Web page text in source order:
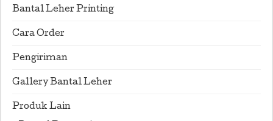
Bantal Leher Printing
Cara Order
Pengiriman
Gallery Bantal Leher
Produk Lain